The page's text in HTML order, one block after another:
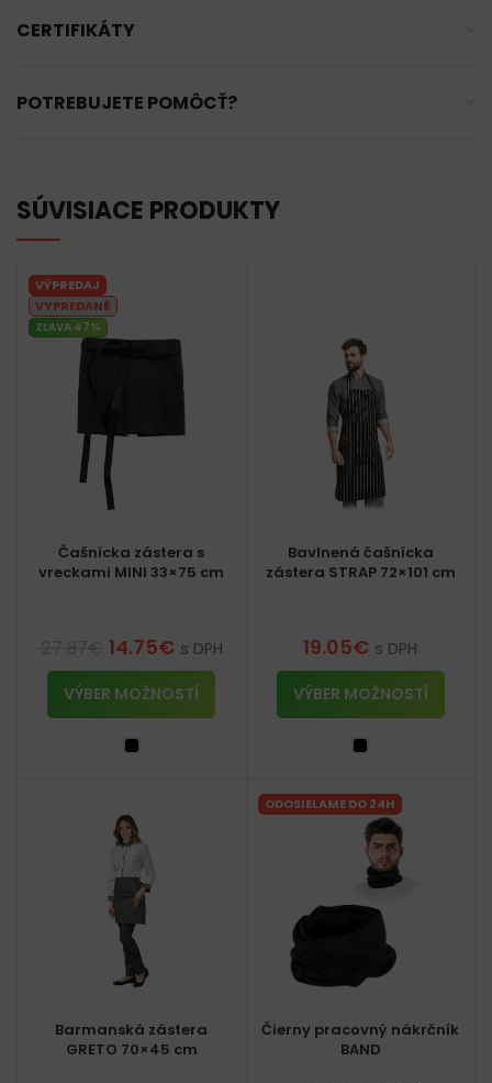
CERTIFIKÁTY
POTREBUJETE POMÔCŤ?
SÚVISIACE PRODUKTY
VÝPREDAJ
VYPREDANÉ
ZĽAVA 47%
Čašnícka zástera s
vreckami MINI 33×75 cm
14.75€ s DPH
VÝBER MOŽNOSTÍ
Bavlnená čašnícka
zástera STRAP 72×101 cm
19.05€ s DPH
VÝBER MOŽNOSTÍ
Barmanská zástera
GRETO 70×45 cm
ODOSIELAME DO 24H
Čierny pracovný nákrčník
BAND